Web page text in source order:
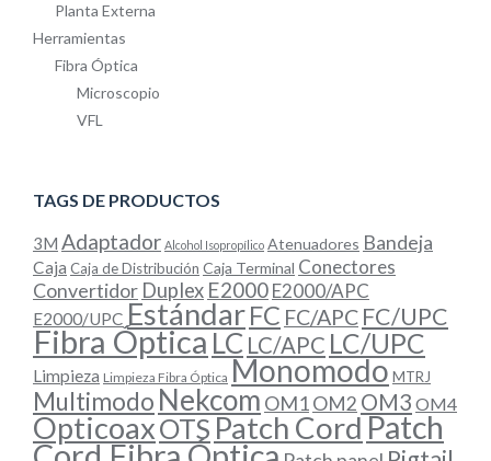
Planta Externa
Herramientas
Fibra Óptica
Microscopio
VFL
TAGS DE PRODUCTOS
3M Adaptador Alcohol Isopropílico Atenuadores Bandeja
Caja Caja de Distribución Caja Terminal Conectores
Convertidor Duplex E2000E2000/APC
E2000/UPC EstándarFC FC/APC FC/UPC
Fibra ÓpticaLC LC/APC LC/UPC
Limpieza Limpieza Fibra Óptica MonomodoMTRJ
Multimodo Nekcom OM1OM2 OM3 OM4
OpticoaxOTSPatch CordPatch